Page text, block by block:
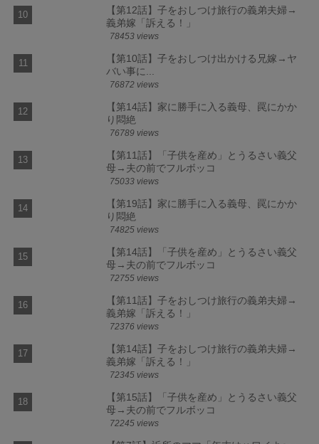
【第12話】子をおしつけ旅行の義弟夫婦→
義弟嫁「訴える！」
78453 views
【第10話】子をおしつけ出かける兄嫁→ヤ
バい事に...
76872 views
【第14話】家に勝手に入る義母、罠にかか
り悶絶
76789 views
【第11話】「子供を産め」とうるさい義父
母→夫の前でフルボッコ
75033 views
【第19話】家に勝手に入る義母、罠にかか
り悶絶
74825 views
【第14話】「子供を産め」とうるさい義父
母→夫の前でフルボッコ
72755 views
【第11話】子をおしつけ旅行の義弟夫婦→
義弟嫁「訴える！」
72376 views
【第14話】子をおしつけ旅行の義弟夫婦→
義弟嫁「訴える！」
72345 views
【第15話】「子供を産め」とうるさい義父
母→夫の前でフルボッコ
72245 views